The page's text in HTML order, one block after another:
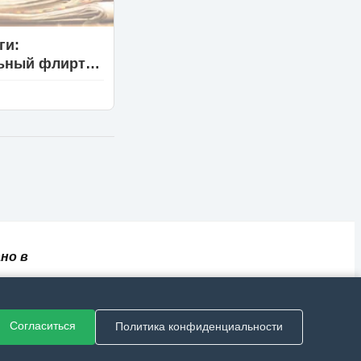
флирт
в
Согласиться Политика конфиденциальности